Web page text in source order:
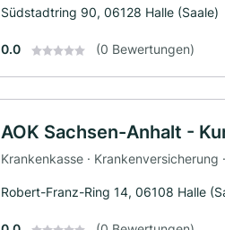
Südstadtring 90, 06128 Halle (Saale)
0.0 (0 Bewertungen)
AOK Sachsen-Anhalt -
Krankenkasse · Krankenversicherung
Robert-Franz-Ring 14, 06108 Halle